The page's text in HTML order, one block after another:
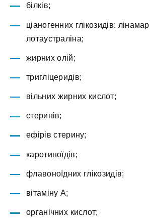
білків;
ціаногенних глікозидів:
лотаустраліна;
жирних олій;
тригліцеридів;
вільних жирних кислот;
стеринів;
ефірів стерину;
каротиноїдів;
флавоноїдних глікозидів;
вітаміну А;
органічних кислот;